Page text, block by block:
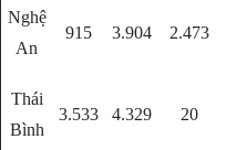
Nghệ
An
915 3.904 2.473
Thái
Bình
3.533 4.329 20